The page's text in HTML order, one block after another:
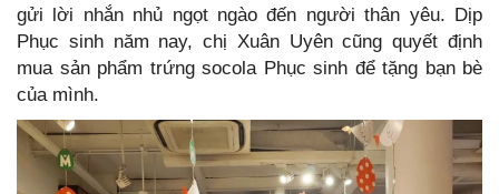
gửi lời nhắn nhủ ngọt ngào đến người thân yêu. Dịp
Phục sinh năm nay, chị Xuân Uyên cũng quyết định
mua sản phẩm trứng socola Phục sinh để tặng bạn bè
của mình.